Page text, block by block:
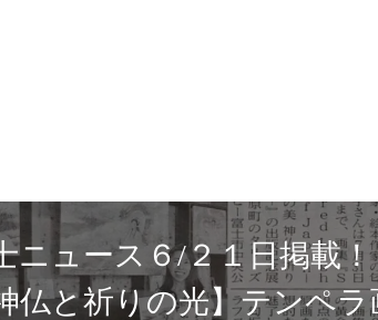
コーヒー富士市中央公園店
が始まりました/出版記念